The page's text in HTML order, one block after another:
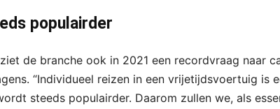
populairder
de branche ook in 2021 een recordvraag naar
“Individueel reizen in een vrijetijdsvoertuig is
steeds populairder. Daarom zullen we, als